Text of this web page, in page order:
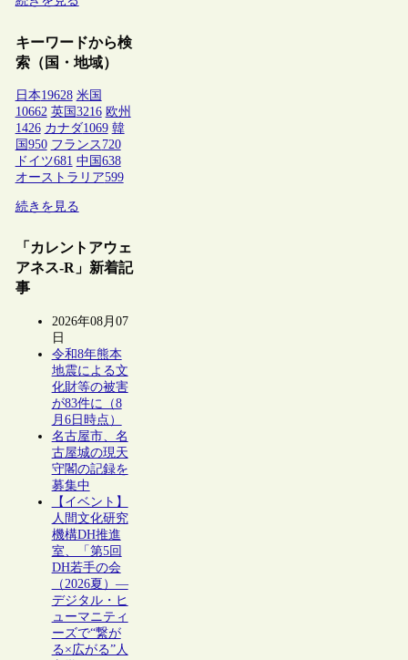
キーワードから検
索（国・地域）
日本19628 米国
10662 英国 3216 欧州
1426 カナダ1069 韓
国 950 フランス 720
ドイツ681 中国 638
オーストラリア599
続きを見る
「カレントアウェ
アネス-R」新着記
事
2026年08月07
日
令和8年熊本
地震による文
化財等の被害
が83件に（8
月6日時点）
名古屋市、名
古屋城の現天
守閣の記録を
募集中
【イベント】
人間文化研究
機構DH推進
室、「第5回
DH若手の会
（2026夏）―
デジタル・ヒ
ューマニティ
ーズで“繋が
る×広がる”人